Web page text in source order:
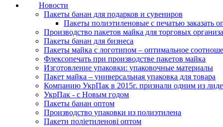
Новости
Пакеты банан для подарков и сувениров
Пакеты полиэтиленовые с печатью заказать
Производство пакетов майка для торговых
Пакеты банан для бизнеса
Пакеты майка с логотипом – оптимальное
Флексопечать при производстве пакетов майка
Изготовление упаковки: упаковочные материалы
Пакет майка – универсальная упаковка для товара
Компанию УкрПак в 2015г. признали одним из
УкрПак - с Новым годом
Пакеты банан оптом
Производство упаковки из полиэтилена
Пакети поліетиленові оптом